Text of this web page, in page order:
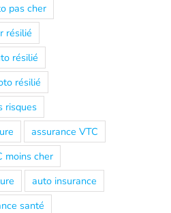
pas cher
résilié
résilié
résilié
risques
assurance VTC
moins cher
auto insurance
santé